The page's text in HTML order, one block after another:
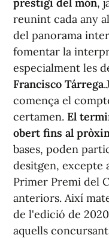
reunint cada any
del panorama
fomentar la
especialment les
Francisco Tárrega
comença el
certamen. El
obert fins al
bases, poden
desitgen, excepte
Primer Premi del
anteriors. Així
de l'edició de
aquells